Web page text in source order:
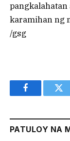
pangkalahatan
karamihan ng
/gsg
Facebook
PATULOY NA